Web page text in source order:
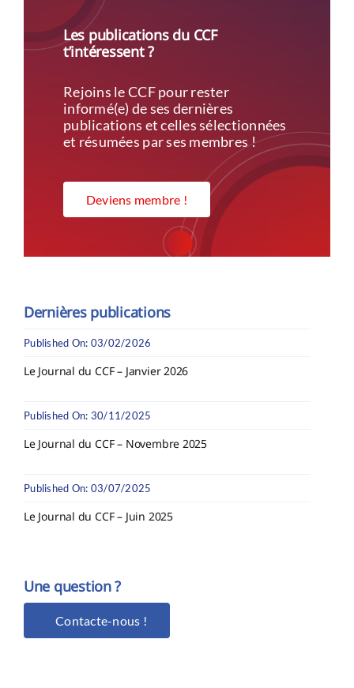
Les publications du CCF
t’intéressent ?
Rejoins le CCF pour rester
informé(e) de ses dernières
publications et celles sélectionnées
et résumées par ses membres !
Deviens membre !
Dernières publications
Published On: 03/02/2026
Le Journal du CCF – Janvier 2026
Published On: 30/11/2025
Le Journal du CCF – Novembre 2025
Published On: 03/07/2025
Le Journal du CCF – Juin 2025
Une question ?
Contacte-nous !